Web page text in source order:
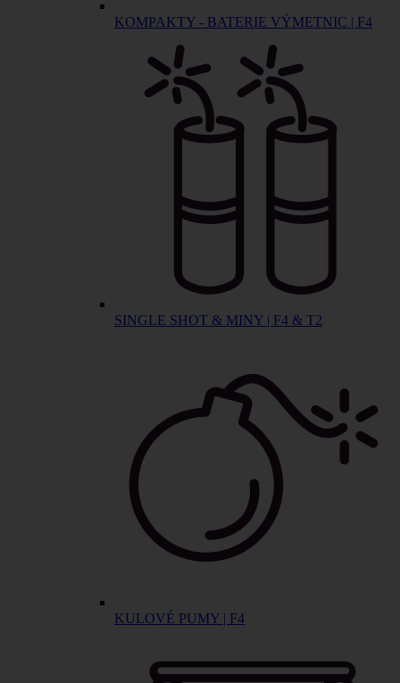
KOMPAKTY - BATERIE VÝMETNIC | F4
SINGLE SHOT & MINY | F4 & T2
KULOVÉ PUMY | F4